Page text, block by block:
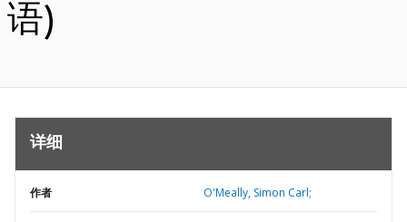
语)
详细
作者 O'Meally, Simon Carl;